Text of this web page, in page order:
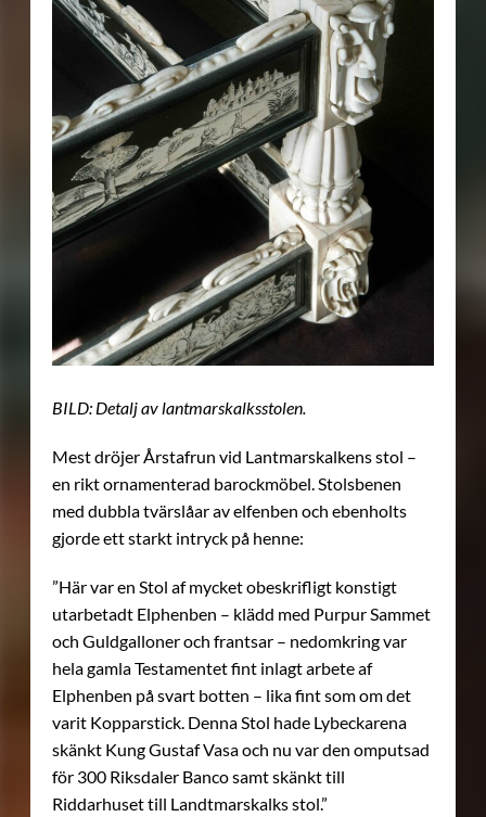
BILD: Detalj av lantmarskalksstolen.
Mest dröjer Årstafrun vid Lantmarskalkens stol –
en rikt ornamenterad barockmöbel. Stolsbenen
med dubbla tvärslåar av elfenben och ebenholts
gjorde ett starkt intryck på henne:
”Här var en Stol af mycket obeskrifligt konstigt
utarbetadt Elphenben – klädd med Purpur Sammet
och Guldgalloner och frantsar – nedomkring var
hela gamla Testamentet fint inlagt arbete af
Elphenben på svart botten – lika fint som om det
varit Kopparstick. Denna Stol hade Lybeckarena
skänkt Kung Gustaf Vasa och nu var den omputsad
för 300 Riksdaler Banco samt skänkt till
Riddarhuset till Landtmarskalks stol.”